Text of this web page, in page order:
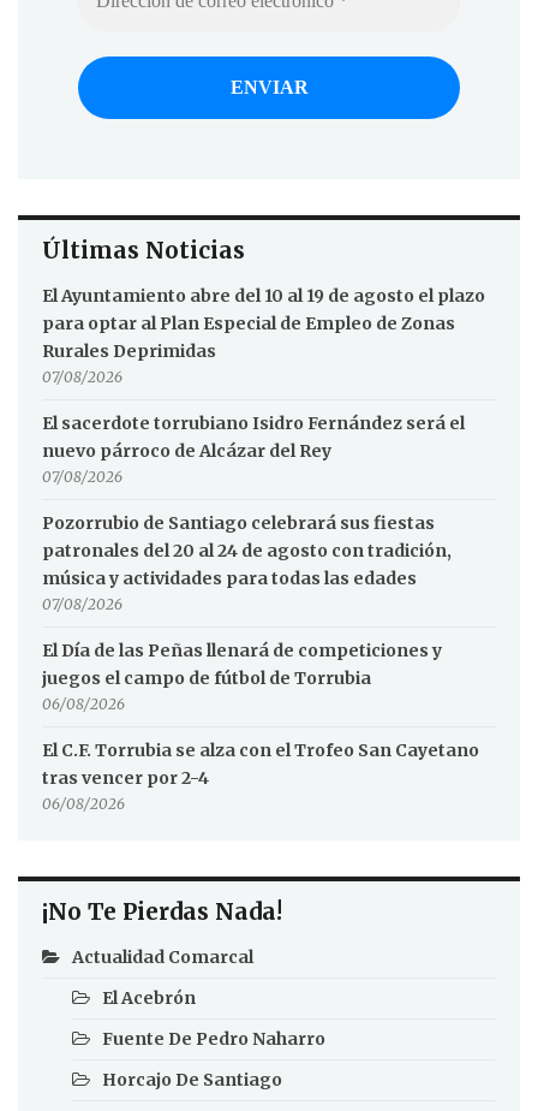
Últimas Noticias
El Ayuntamiento abre del 10 al 19 de agosto el plazo
para optar al Plan Especial de Empleo de Zonas
Rurales Deprimidas
07/08/2026
El sacerdote torrubiano Isidro Fernández será el
nuevo párroco de Alcázar del Rey
07/08/2026
Pozorrubio de Santiago celebrará sus fiestas
patronales del 20 al 24 de agosto con tradición,
música y actividades para todas las edades
07/08/2026
El Día de las Peñas llenará de competiciones y
juegos el campo de fútbol de Torrubia
06/08/2026
El C.F. Torrubia se alza con el Trofeo San Cayetano
tras vencer por 2-4
06/08/2026
¡No Te Pierdas Nada!
Actualidad Comarcal
El Acebrón
Fuente De Pedro Naharro
Horcajo De Santiago